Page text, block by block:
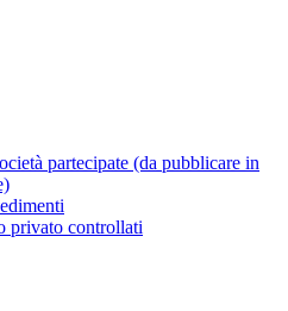
partecipate (da pubblicare in
privato controllati